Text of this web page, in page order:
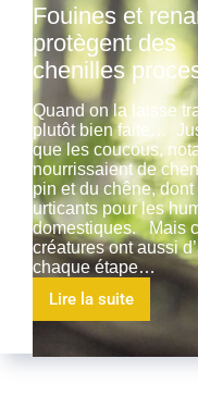
Fouines et
protègent des
chenilles
Quand on la laisse
plutôt bien faite…
que les coucous,
nourrissaient de
pin et du chêne,
urticants pour les
domestiques. Mais
créatures ont aussi
chaque étape…
Lire la suite